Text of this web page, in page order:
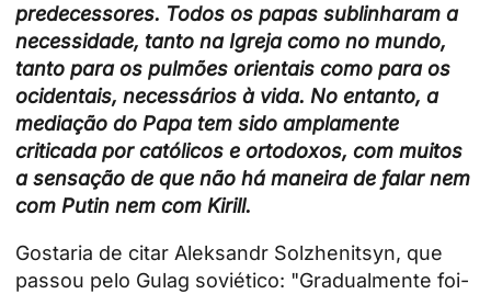
predecessores. Todos os papas sublinharam a
necessidade, tanto na Igreja como no mundo,
tanto para os pulmões orientais como para os
ocidentais, necessários à vida. No entanto, a
mediação do Papa tem sido amplamente
criticada por católicos e ortodoxos, com muitos
a sensação de que não há maneira de falar nem
com Putin nem com Kirill.
Gostaria de citar Aleksandr Solzhenitsyn, que
passou pelo Gulag soviético: "Gradualmente foi-